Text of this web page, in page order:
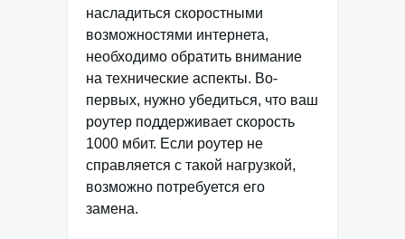
насладиться скоростными
возможностями интернета,
необходимо обратить внимание
на технические аспекты. Во-
первых, нужно убедиться, что ваш
роутер поддерживает скорость
1000 мбит. Если роутер не
справляется с такой нагрузкой,
возможно потребуется его
замена.